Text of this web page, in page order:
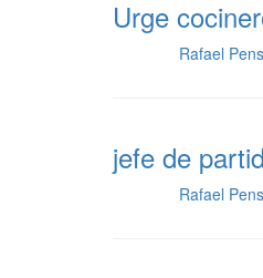
Urge
Rafael
jefe de
Rafael